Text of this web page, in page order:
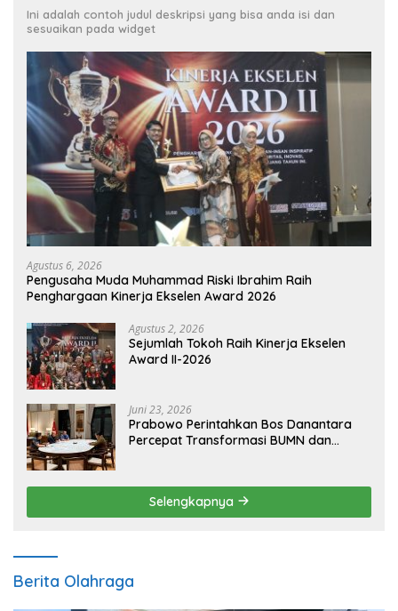
Ini adalah contoh judul deskripsi yang bisa anda isi dan
sesuaikan pada widget
Agustus 6, 2026
Pengusaha Muda Muhammad Riski Ibrahim Raih
Penghargaan Kinerja Ekselen Award 2026
Agustus 2, 2026
Sejumlah Tokoh Raih Kinerja Ekselen
Award II-2026
Juni 23, 2026
Prabowo Perintahkan Bos Danantara
Percepat Transformasi BUMN dan
Selengkapnya
Berita Olahraga